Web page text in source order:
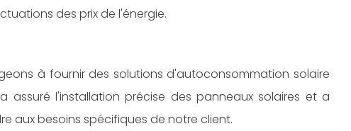
des prix de l'énergie.
à fournir des solutions d'autoconsommation solaire
a assuré l'installation précise des panneaux solaires et a
aux besoins spécifiques de notre client.